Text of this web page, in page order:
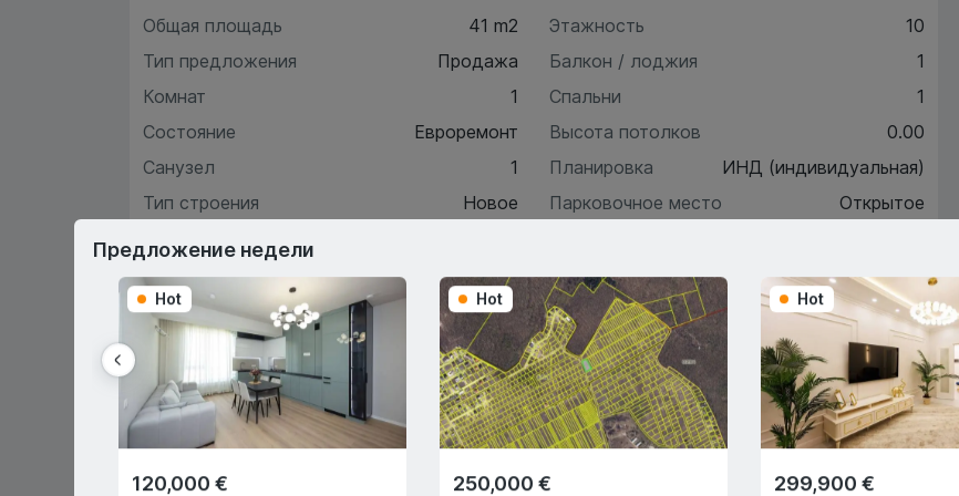
Общая площадь
41 m2
Тип предложения
Продажа
Комнат
1
Состояние
Евроремонт
Санузел
1
Тип строения
Новое
Этажность
10
Балкон / лоджия
1
Спальни
1
Высота потолков
0.00
Планировка
ИНД (индивидуальная)
Парковочное место
Открытое
Характеристики
Описание
Предложение недели
Hot
120,000 €
Hot
250,000 €
Hot
299,900 €